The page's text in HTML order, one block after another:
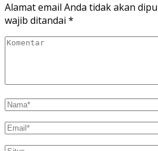
Alamat email Anda tidak akan
wajib ditandai *